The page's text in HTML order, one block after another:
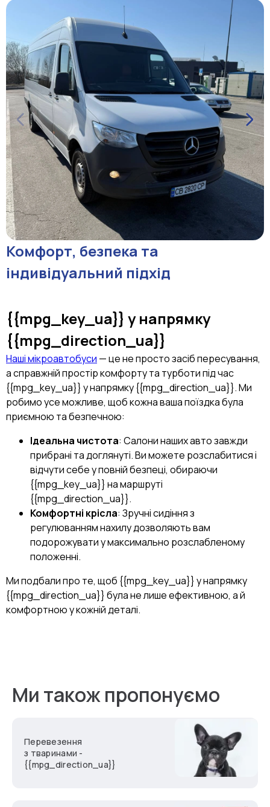
Комфорт, безпека та
індивідуальний підхід
{{mpg_key_ua}} у напрямку
{{mpg_direction_ua}}
Наші мікроавтобуси — це не просто засіб пересування,
а справжній простір комфорту та турботи під час
{{mpg_key_ua}} у напрямку {{mpg_direction_ua}}. Ми
робимо усе можливе, щоб кожна ваша поїздка була
приємною та безпечною:
Ідеальна чистота: Салони наших авто завжди
прибрані та доглянуті. Ви можете розслабитися і
відчути себе у повній безпеці, обираючи
{{mpg_key_ua}} на маршруті
{{mpg_direction_ua}}.
Комфортні крісла: Зручні сидіння з
регулюванням нахилу дозволяють вам
подорожувати у максимально розслабленому
положенні.
Ми подбали про те, щоб {{mpg_key_ua}} у напрямку
{{mpg_direction_ua}} була не лише ефективною, а й
комфортною у кожній деталі.
Ми також пропонуємо
Перевезення
з тваринами -
{{mpg_direction_ua}}